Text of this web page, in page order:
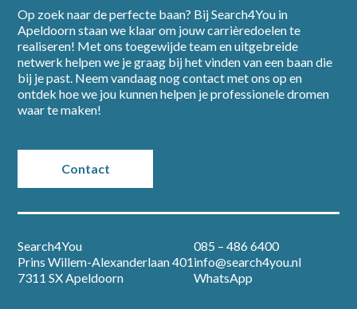
Op zoek naar de perfecte baan? Bij Search4You in
Apeldoorn staan we klaar om jouw carrièredoelen te
realiseren! Met ons toegewijde team en uitgebreide
netwerk helpen we je graag bij het vinden van een baan die
bij je past. Neem vandaag nog contact met ons op en
ontdek hoe we jou kunnen helpen je professionele dromen
waar te maken!
Contact
Search4You
Prins Willem-Alexanderlaan 401
7311 SX Apeldoorn
085 – 486 6400
info@search4you.nl
WhatsApp